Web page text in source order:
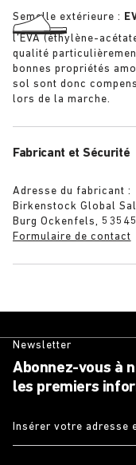
Semelle extérieure :
l’EVA (éthylène-
qualité
bonnes propriétés
sol sont donc
lors de la marche.
Fabricant et Sécurité
Adresse du fabricant :
Birkenstock Global
Burg Ockenfels,
Formulaire de contact
Newsletter
Abonnez-vous à
les premiers
Insérer votre adresse